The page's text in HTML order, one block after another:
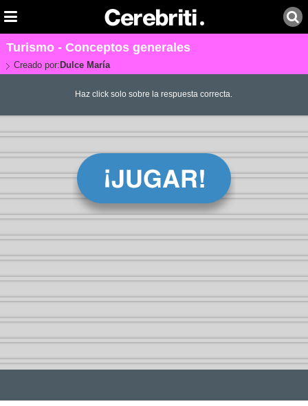
Turismo - Conceptos generales
Creado por: Dulce María
Haz click solo sobre la respuesta correcta.